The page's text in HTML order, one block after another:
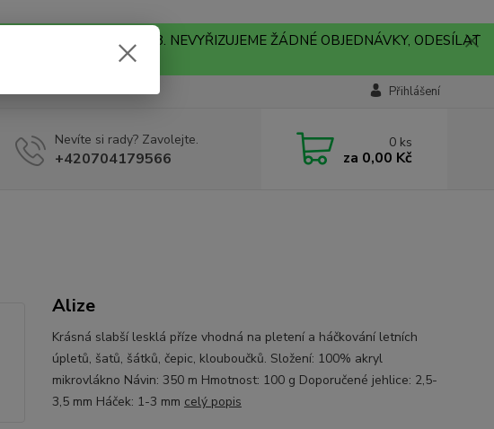
!!! V PONDĚLÍ 10.8. NEVYŘIZUJEME ŽÁDNÉ OBJEDNÁVKY, ODESÍLAT
Přihlášení
Nevíte si rady? Zavolejte.
+420704179566
0 ks
za 0,00 Kč
Alize
Krásná slabší lesklá příze vhodná na pletení a háčkování letních
úpletů, šatů, šátků, čepic, klouboučků. Složení: 100% akryl
mikrovlákno Návin: 350 m Hmotnost: 100 g Doporučené jehlice: 2,5-
3,5 mm Háček: 1-3 mm celý popis